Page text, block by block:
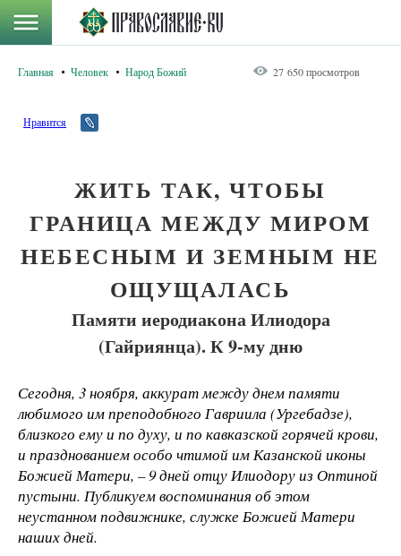
Главная Человек Народ Божий 27 650 просмотров
Нравится
ЖИТЬ ТАК, ЧТОБЫ
ГРАНИЦА МЕЖДУ МИРОМ
НЕБЕСНЫМ И ЗЕМНЫМ НЕ
ОЩУЩАЛАСЬ
Памяти иеродиакона Илиодора
(Гайриянца). К 9-му дню
Сегодня, 3 ноября, аккурат между днем памяти
любимого им преподобного Гавриила (Ургебадзе),
близкого ему и по духу, и по кавказской горячей крови,
и празднованием особо чтимой им Казанской иконы
Божией Матери, – 9 дней отцу Илиодору из Оптиной
пустыни. Публикуем воспоминания об этом
неустанном подвижнике, служке Божией Матери
наших дней.